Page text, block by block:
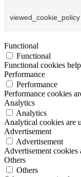
viewed_cookie_policy
Functional
Functional
Functional cookies
Performance
Performance
Performance cookies
Analytics
Analytics
Analytical cookies are
Advertisement
Advertisement
Advertisement cookies
Others
Others